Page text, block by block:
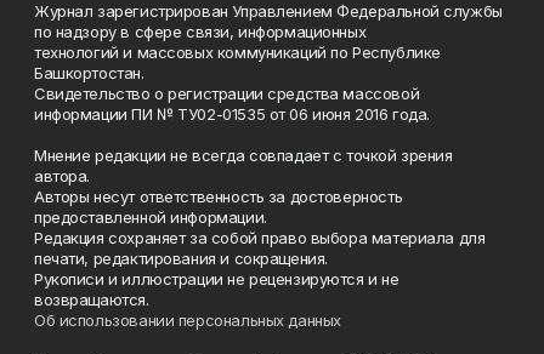
Журнал зарегистрирован Управлением Федеральной службы
по надзору в сфере связи, информационных
технологий и массовых коммуникаций по Республике
Башкортостан.
Свидетельство о регистрации средства массовой
информации ПИ № ТУ02-01535 от 06 июня 2016 года.
Мнение редакции не всегда совпадает с точкой зрения
автора.
Авторы несут ответственность за достоверность
предоставленной информации.
Редакция сохраняет за собой право выбора материала для
печати, редактирования и сокращения.
Рукописи и иллюстрации не рецензируются и не
возвращаются.
Об использовании персональных данных